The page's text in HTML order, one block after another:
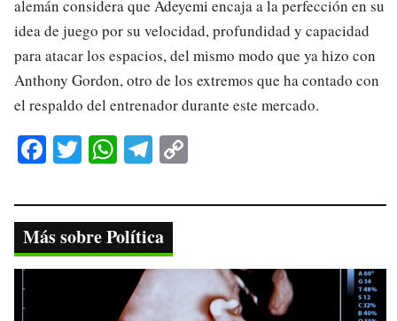
alemán considera que Adeyemi encaja a la perfección en su
idea de juego por su velocidad, profundidad y capacidad
para atacar los espacios, del mismo modo que ya hizo con
Anthony Gordon, otro de los extremos que ha contado con
el respaldo del entrenador durante este mercado.
Fa
bo
ok
T
tte
r
W
ts
A
pp
Te
gr
a
m
y
nk
Más sobre Política